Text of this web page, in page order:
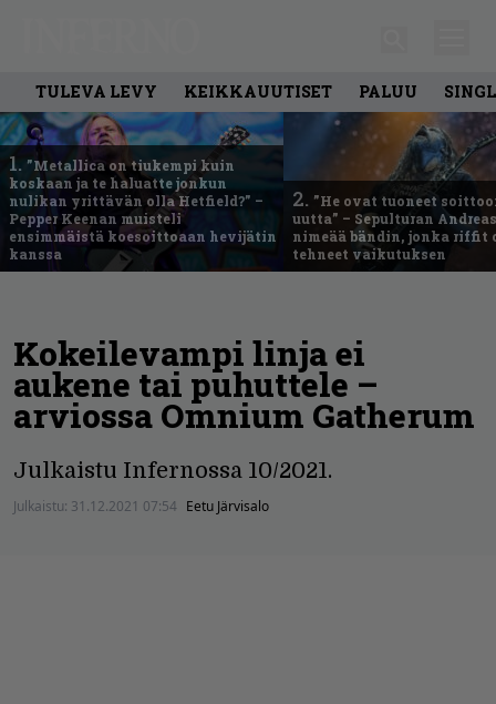
TULEVA LEVY KEIKKAUUTISET PALUU
1. ”Metallica on tiukempi kuin
koskaan ja te haluatte jonkun
nulikan yrittävän olla Hetfield?” –
Pepper Keenan muisteli
ensimmäistä koesoittoaan hevijätin
kanssa
2. ”He ovat tuoneet
uutta” – Sepulturan
nimeää bändin, jonka riffit
tehneet vaikutuksen
Kokeilevampi linja ei
aukene tai puhuttele –
arviossa Omnium Gatherum
Julkaistu Infernossa 10/2021.
Julkaistu: 31.12.2021 07:54 Eetu Järvisalo